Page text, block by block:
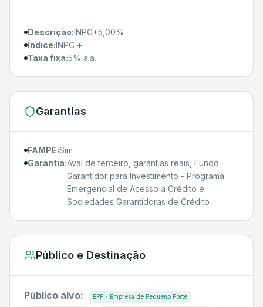
Descrição:INPC+5,00%
Índice:INPC +
Taxa fixa:5% a.a.
Garantias
FAMPE:Sim
Garantia:Aval de terceiro, garantias reais, Fundo
Garantidor para Investimento - Programa
Emergencial de Acesso a Crédito e
Sociedades Garantidoras de Crédito
Público e Destinação
Público alvo: EPP - Empresa de Pequeno Porte